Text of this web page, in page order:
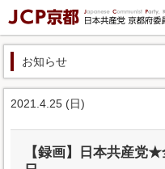
お知らせ
2021.4.25 (日)
【録画】日本共産党